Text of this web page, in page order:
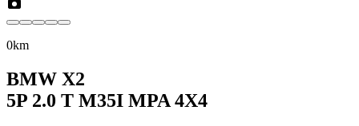
0km
BMW X2
5P 2.0 T M35I MPA 4X4